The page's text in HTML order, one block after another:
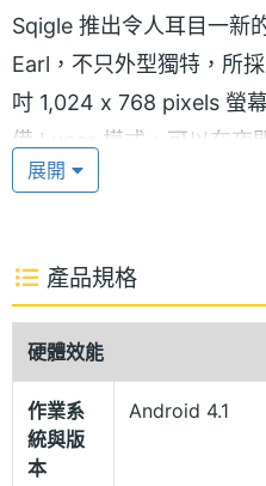
Sqigle 推出令人耳目一新
Earl，不只外型獨特，所
吋 1,024 x 768 pixels 螢
備 Lunar 模式，可以在夜
用。Sqigle Earl 的外殼也
環境下使用，在惡劣的情
超強太陽能充電功能
Sqigle Earl 採用 Android
展開
產品規格
硬體效能
作業系
統與版
本
Android 4.1